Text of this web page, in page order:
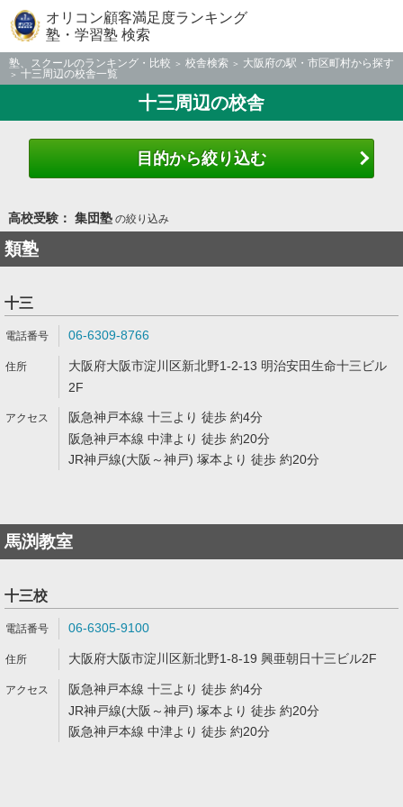
オリコン顧客満足度ランキング
塾・学習塾 検索
塾、スクールのランキング・比較 校舎検索
大阪府の駅・市区町村から探す
十三周辺の校舎一覧
十三周辺の校舎
目的から絞り込む
高校受験： 集団塾の絞り込み
類塾
十三
06-6309-8766
大阪府大阪市淀川区新北野1-2-13 明治安田生命十三ビル
2F
阪急神戸本線 十三より 徒歩 約4分
阪急神戸本線 中津より 徒歩 約20分
JR神戸線(大阪～神戸) 塚本より 徒歩 約20分
馬渕教室
十三校
06-6305-9100
大阪府大阪市淀川区新北野1-8-19 興亜朝日十三ビル2F
阪急神戸本線 十三より 徒歩 約4分
JR神戸線(大阪～神戸) 塚本より 徒歩 約20分
阪急神戸本線 中津より 徒歩 約20分